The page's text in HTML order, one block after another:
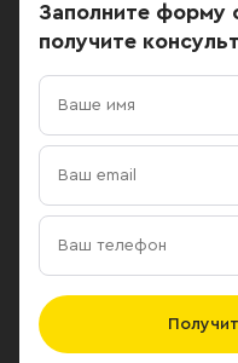
Заполните форму
получите